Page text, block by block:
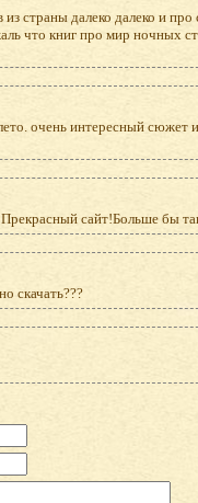
страны далеко далеко и про
что книг про мир ночных
очень интересный сюжет
сайт!Больше бы
скачать???